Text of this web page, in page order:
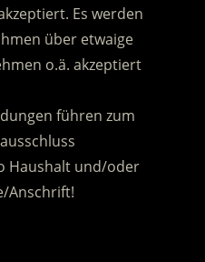
Es werden
über etwaige
o.ä. akzeptiert
führen zum
Haushalt und/oder
Anschrift!